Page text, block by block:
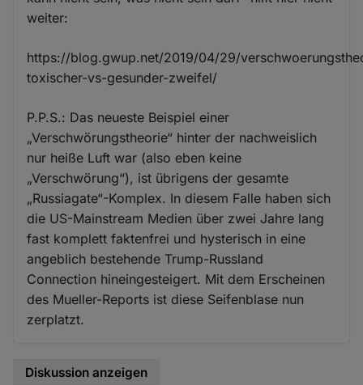
weiter:
https://blog.gwup.net/2019/04/29/
toxischer-vs-gesunder-zweifel/
P.P.S.: Das neueste Beispiel einer
„Verschwörungstheorie“ hinter der nachweislich
nur heiße Luft war (also eben keine
„Verschwörung“), ist übrigens der gesamte
„Russiagate“-Komplex. In diesem Falle haben sich
die US-Mainstream Medien über zwei Jahre lang
fast komplett faktenfrei und hysterisch in eine
angeblich bestehende Trump-Russland
Connection hineingesteigert. Mit dem Erscheinen
des Mueller-Reports ist diese Seifenblase nun
zerplatzt.
Diskussion anzeigen